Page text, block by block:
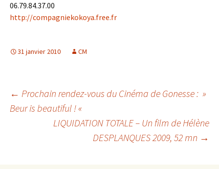
06.79.84.37.00
http://compagniekokoya.free.fr
31 janvier 2010 CM
Navigation
← Prochain rendez-vous du Cinéma de Gonesse : »
Beur is beautiful ! «
LIQUIDATION TOTALE – Un film de Hélène
DESPLANQUES 2009, 52 mn →